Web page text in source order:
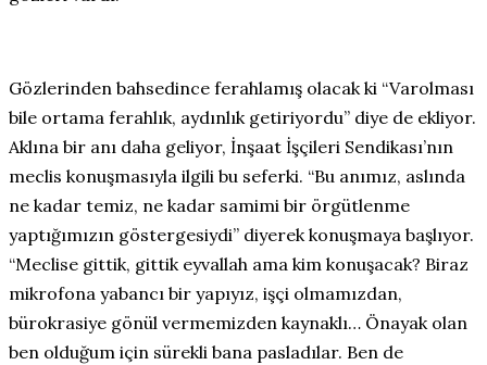
Gözlerinden bahsedince ferahlamış olacak ki “Varolması
bile ortama ferahlık, aydınlık getiriyordu” diye de ekliyor.
Aklına bir anı daha geliyor, İnşaat İşçileri Sendikası’nın
meclis konuşmasıyla ilgili bu seferki. “Bu anımız, aslında
ne kadar temiz, ne kadar samimi bir örgütlenme
yaptığımızın göstergesiydi” diyerek konuşmaya başlıyor.
“Meclise gittik, gittik eyvallah ama kim konuşacak? Biraz
mikrofona yabancı bir yapıyız, işçi olmamızdan,
bürokrasiye gönül vermemizden kaynaklı… Önayak olan
ben olduğum için sürekli bana pasladılar. Ben de